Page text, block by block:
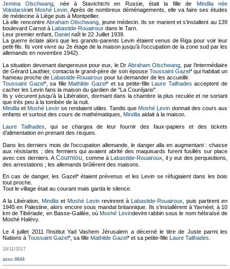
Jemina Olschwang , née à Stavichtchi en Russie, était la fille de Mindlia née
Volodarskiet Moshé Levin . Après de nombreux déménagements, elle va faire ses études
de médecine à Liège puis à Montpellier.
Là elle rencontre Abraham Olschwang , jeune médecin. Ils se marient et s’installent au 139
boulevard Carnot à Labastide-Rouairoux dans le Tarn.
Leur premier enfant, Daniel naît le 22 Juillet 1939.
La guerre éclate alors que les grands-parents Levin étaient venus de Riga pour voir leur
petit-fils. Ils vont vivre au 2e étage de la maison jusqu’à l’occupation de la zone sud par les
allemands en novembre 1942).
La situation devenant dangereuse pour eux, le DrAbraham Olschwang , par l’intermédiaire
de Gérard Lauthier, contacta le grand-père de son épouse Toussaint Gazel* qui habitait un
hameau proche de Labastide-Rouairoux pour lui demander de les accueillir.
Toussaint Gazel*, sa filleMathilde Gazel* et sa petite-filleLaure Tailhades acceptent de
cacher les Levin fans la maison du gardien de "La Couréjario".
Ils y vécurent jusqu’à la Libération, dormant dans la chambre la plus reculée et ne sortant
que très peu à la tombée de la nuit.
Mindlia etMoshé Levin se rendaient utiles. Tandis queMoshé Levin donnait des cours aux
enfants et surtout des cours de mathématiques, Mindlia aidait à la maison.
Laure Tailhades , qui se chargea de leur fournir des faux-papiers et des tickets
d’alimentation en prenant des risques.
Dans les derniers mois de l’occupation allemande, le danger alla en augmentant : chasse
aux résistants ; des fermiers qui avaient abrité des maquisards furent fusillés sur place
avec ces derniers. ACourniou , comme àLabastide-Rouairoux
, il y eut des perquisitions,
des arrestations ; les allemands brûlèrent des maisons.
En cas de danger, les Gazel* étaient prévenus et les Levin se réfugiaient dans les bois
tout proche.
Tout le village était au courant mais garda le silence.
A la Libération, Mindlia et Moshé Levin revinrent à Labastide-Rouairoux , puis partirent en
1945 en Palestine, alors encore sous mandat britannique. Ils s’installèrent à Yavnéel, à 10
km de Tibériade, en Basse-Galilée, oùMoshé Levindevint rabbin sous le nom hébraïsé de
Moshé Halévy.
Le 4 juillet 2011 l’Institut Yad Vashem Jérusalem a décerné le titre de Juste parmi les
Nations à Toussaint Gazel*, sa fille Mathilde Gazel* et sa petite-fille Laure Tailhades
18/11/2017
asso 9844